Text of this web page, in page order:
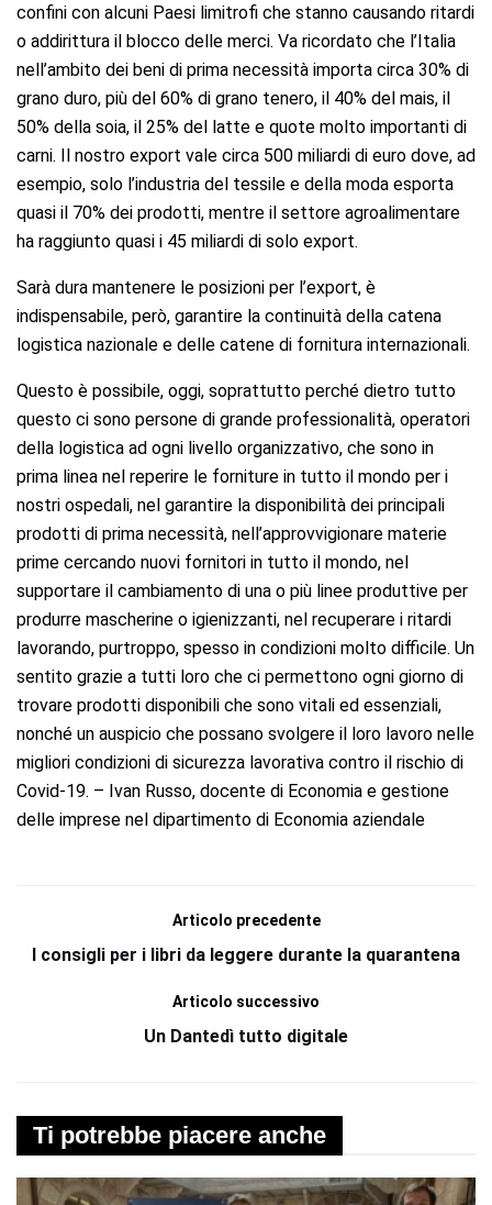
confini con alcuni Paesi limitrofi che stanno causando ritardi
o addirittura il blocco delle merci. Va ricordato che l’Italia
nell’ambito dei beni di prima necessità importa circa 30% di
grano duro, più del 60% di grano tenero, il 40% del mais, il
50% della soia, il 25% del latte e quote molto importanti di
carni. Il nostro export vale circa 500 miliardi di euro dove, ad
esempio, solo l’industria del tessile e della moda esporta
quasi il 70% dei prodotti, mentre il settore agroalimentare
ha raggiunto quasi i 45 miliardi di solo export.
Sarà dura mantenere le posizioni per l’export, è
indispensabile, però, garantire la continuità della catena
logistica nazionale e delle catene di fornitura internazionali.
Questo è possibile, oggi, soprattutto perché dietro tutto
questo ci sono persone di grande professionalità, operatori
della logistica ad ogni livello organizzativo, che sono in
prima linea nel reperire le forniture in tutto il mondo per i
nostri ospedali, nel garantire la disponibilità dei principali
prodotti di prima necessità, nell’approvvigionare materie
prime cercando nuovi fornitori in tutto il mondo, nel
supportare il cambiamento di una o più linee produttive per
produrre mascherine o igienizzanti, nel recuperare i ritardi
lavorando, purtroppo, spesso in condizioni molto difficile. Un
sentito grazie a tutti loro che ci permettono ogni giorno di
trovare prodotti disponibili che sono vitali ed essenziali,
nonché un auspicio che possano svolgere il loro lavoro nelle
migliori condizioni di sicurezza lavorativa contro il rischio di
Covid-19. – Ivan Russo, docente di Economia e gestione
delle imprese nel dipartimento di Economia aziendale
Articolo precedente
I consigli per i libri da leggere durante la quarantena
Articolo successivo
Un Dantedì tutto digitale
Ti potrebbe piacere anche